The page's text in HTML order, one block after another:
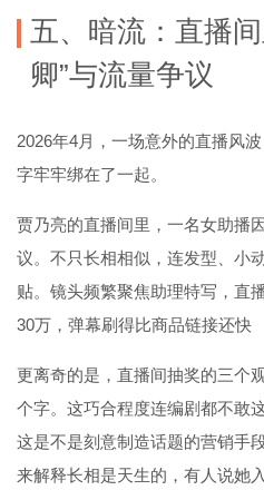
五、暗流：直播
卿”与流量争议
2026年4月，一场意外的直播风
字牢牢绑在了一起。
贾乃亮的直播间里，一名女助播
议。不只长相相似，连发型、小
贴。镜头频繁聚焦助理特写，直
30万，弹幕刷得比商品链接还快
更离奇的是，直播间抽奖的三个
个字。这巧合程度连编剧都不敢
这是不是刻意制造话题的营销手
来解释长相是天生的，有人说她